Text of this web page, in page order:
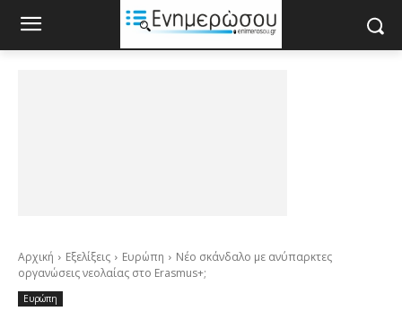
Αρχική Εξελίξεις Ευρώπη
Νέο σκάνδαλο με ανύπαρκτες
οργανώσεις νεολαίας στο Erasmus+;
Ευρώπη